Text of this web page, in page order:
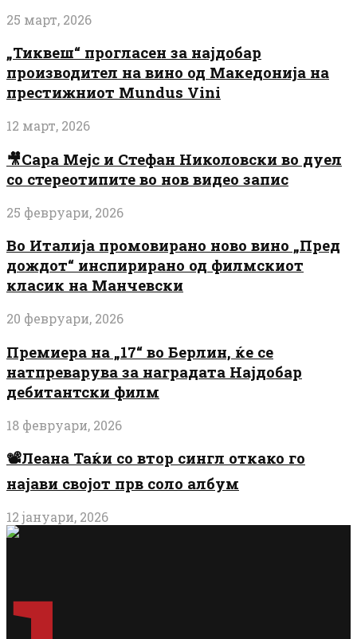
25 март, 2026
„Тиквеш“ прогласен за најдобар
производител на вино од Македонија на
престижниот Mundus Vini
12 март, 2026
🎥Сара Мејс и Стефан Николовски во дуел
со стереотипите во нов видео запис
25 февруари, 2026
Во Италија промовирано ново вино „Пред
дождот“ инспирирано од филмскиот
класик на Манчевски
20 февруари, 2026
Премиера на „17“ во Берлин, ќе се
натпреварува за наградата Најдобар
дебитантски филм
18 февруари, 2026
📽️Леана Таќи со втор сингл откако го
најави својот прв соло албум
12 јануари, 2026